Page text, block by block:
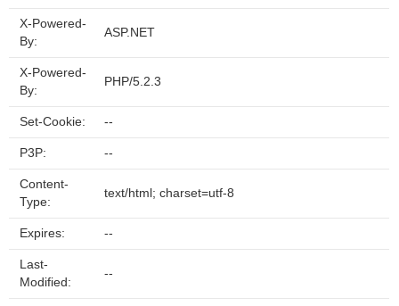
X-Powered-
By:
ASP.NET
X-Powered-
By:
PHP/5.2.3
Set-Cookie: --
P3P: --
Content-
Type:
text/html; charset=utf-8
Expires: --
Last-
Modified:
--